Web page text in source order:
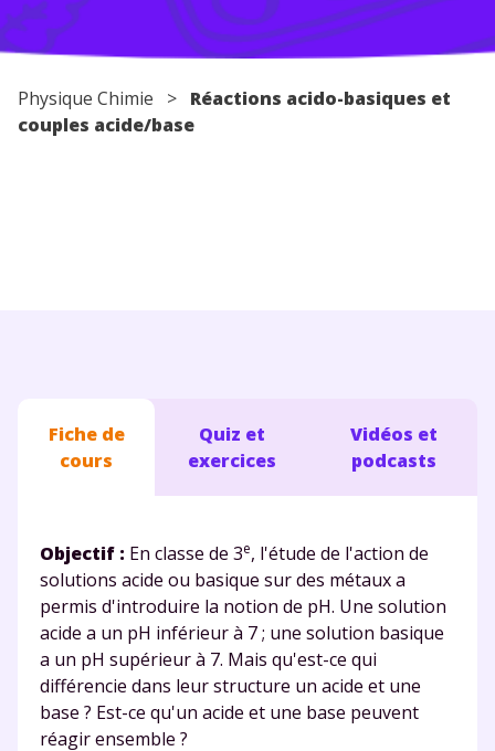
Conseils pour les parents
Physique Chimie > Réactions acido-basiques et
couples acide/base
Fiche de
cours
Quiz et
exercices
Vidéos et
podcasts
Objectif : En classe de 3e, l'étude de l'action de
solutions acide ou basique sur des métaux a
permis d'introduire la notion de pH. Une solution
acide a un pH inférieur à 7 ; une solution basique
a un pH supérieur à 7. Mais qu'est-ce qui
différencie dans leur structure un acide et une
base ? Est-ce qu'un acide et une base peuvent
réagir ensemble ?